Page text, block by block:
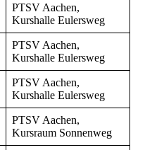
PTSV Aachen,
Kurshalle Eulersweg
PTSV Aachen,
Kurshalle Eulersweg
PTSV Aachen,
Kurshalle Eulersweg
PTSV Aachen,
Kursraum Sonnenweg